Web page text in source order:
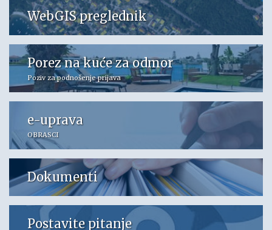
WebGIS preglednik
Porez na kuće za odmor
Poziv za podnošenje prijava
e-uprava
OBRASCI
Dokumenti
Postavite pitanje